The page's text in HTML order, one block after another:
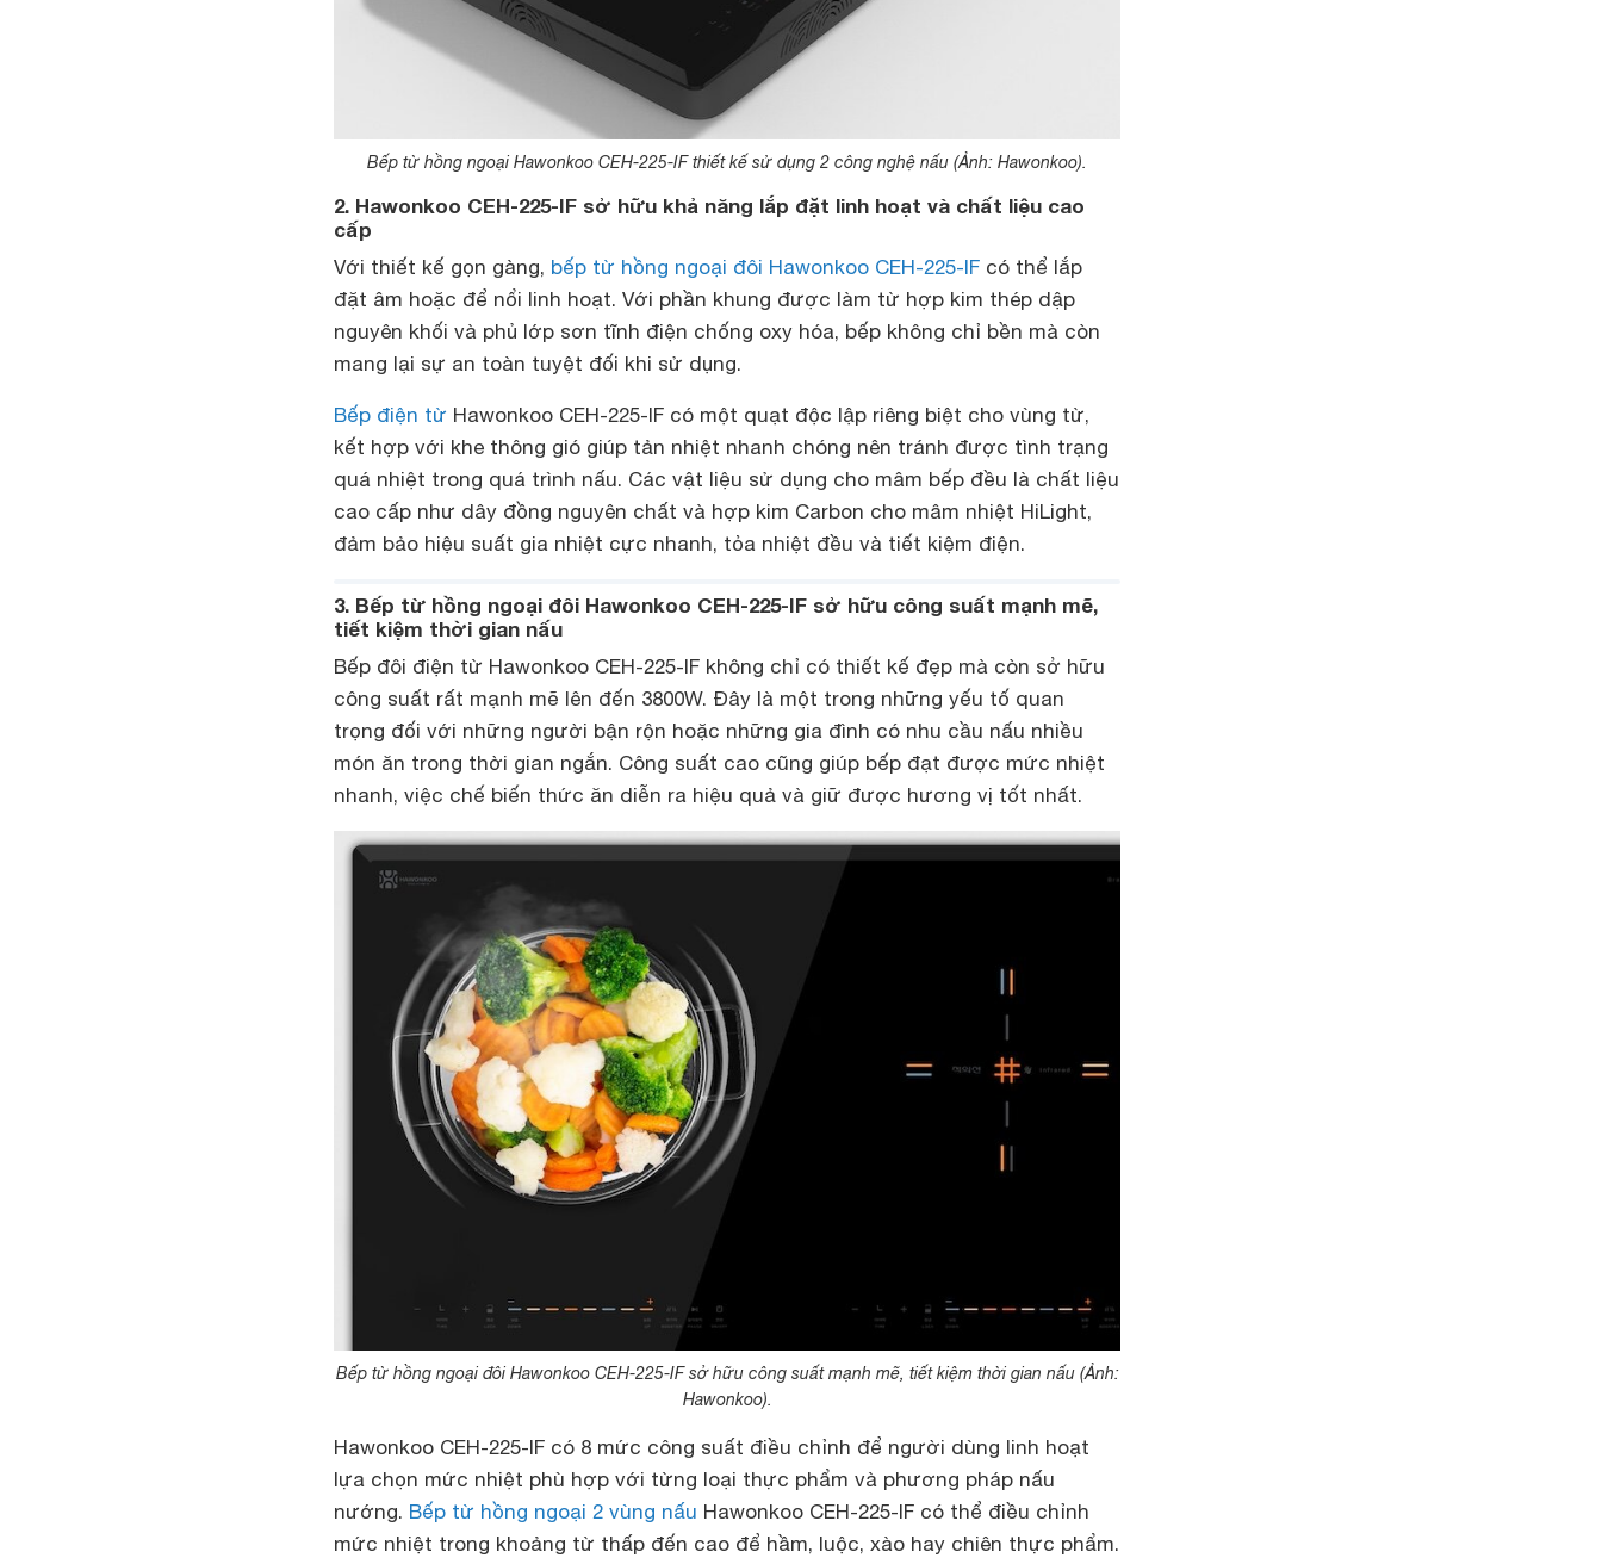
Bếp từ hồng ngoại Hawonkoo CEH-225-IF thiết kế sử dụng 2 công nghệ nấu (Ảnh: Hawonkoo).
2. Hawonkoo CEH-225-IF sở hữu khả năng lắp đặt linh hoạt và chất liệu cao
cấp
Với thiết kế gọn gàng, bếp từ hồng ngoại đôi Hawonkoo CEH-225-IF có thể lắp
đặt âm hoặc để nổi linh hoạt. Với phần khung được làm từ hợp kim thép dập
nguyên khối và phủ lớp sơn tĩnh điện chống oxy hóa, bếp không chỉ bền mà còn
mang lại sự an toàn tuyệt đối khi sử dụng.
Bếp điện từ Hawonkoo CEH-225-IF có một quạt độc lập riêng biệt cho vùng từ,
kết hợp với khe thông gió giúp tản nhiệt nhanh chóng nên tránh được tình trạng
quá nhiệt trong quá trình nấu. Các vật liệu sử dụng cho mâm bếp đều là chất liệu
cao cấp như dây đồng nguyên chất và hợp kim Carbon cho mâm nhiệt HiLight,
đảm bảo hiệu suất gia nhiệt cực nhanh, tỏa nhiệt đều và tiết kiệm điện.
3. Bếp từ hồng ngoại đôi Hawonkoo CEH-225-IF sở hữu công suất mạnh mẽ,
tiết kiệm thời gian nấu
Bếp đôi điện từ Hawonkoo CEH-225-IF không chỉ có thiết kế đẹp mà còn sở hữu
công suất rất mạnh mẽ lên đến 3800W. Đây là một trong những yếu tố quan
trọng đối với những người bận rộn hoặc những gia đình có nhu cầu nấu nhiều
món ăn trong thời gian ngắn. Công suất cao cũng giúp bếp đạt được mức nhiệt
nhanh, việc chế biến thức ăn diễn ra hiệu quả và giữ được hương vị tốt nhất.
Bếp từ hồng ngoại đôi Hawonkoo CEH-225-IF sở hữu công suất mạnh mẽ, tiết kiệm thời gian nấu (Ảnh:
Hawonkoo).
Hawonkoo CEH-225-IF có 8 mức công suất điều chỉnh để người dùng linh hoạt
lựa chọn mức nhiệt phù hợp với từng loại thực phẩm và phương pháp nấu
nướng. Bếp từ hồng ngoại 2 vùng nấu Hawonkoo CEH-225-IF có thể điều chỉnh
mức nhiệt trong khoảng từ thấp đến cao để hầm, luộc, xào hay chiên thực phẩm.